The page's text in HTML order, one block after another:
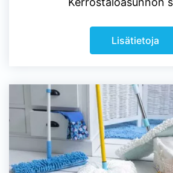
Lisätietoja